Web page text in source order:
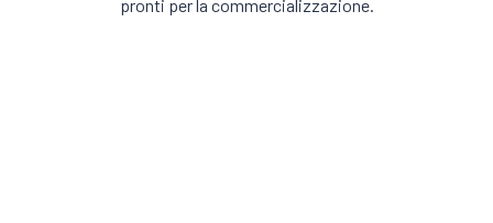
pronti per la commercializzazione.